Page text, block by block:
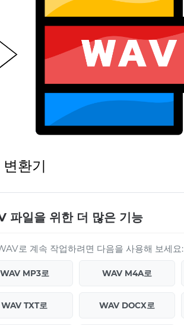
환기
파일을 위한 더 많은 기능
로 계속 작업하려면 다음을 사용해 보세요:
WAV MP3로 WAV M4A로
WAV TXT로 WAV DOCX로